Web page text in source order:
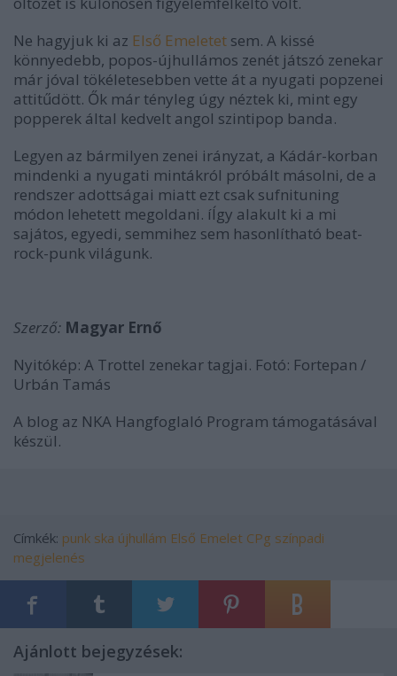
Ne hagyjuk ki az Első Emeletet sem. A kissé
könnyedebb, popos-újhullámos zenét játszó zenekar
már jóval tökéletesebben vette át a nyugati popzenei
attitűdött. Ők már tényleg úgy néztek ki, mint egy
popperek által kedvelt angol szintipop banda.
Legyen az bármilyen zenei irányzat, a Kádár-korban
mindenki a nyugati mintákról próbált másolni, de a
rendszer adottságai miatt ezt csak sufnituning
módon lehetett megoldani. íÍgy alakult ki a mi
sajátos, egyedi, semmihez sem hasonlítható beat-
rock-punk világunk.
Szerző: Magyar Ernő
Nyitókép: A Trottel zenekar tagjai. Fotó: Fortepan /
Urbán Tamás
A blog az NKA Hangfoglaló Program támogatásával
készül.
Címkék: punk ska újhullám Első Emelet CPg színpadi
megjelenés
Ajánlott bejegyzések: